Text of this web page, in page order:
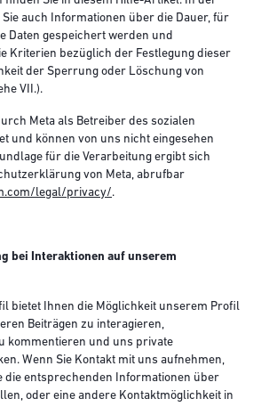
auch Informationen über die Dauer, für
Daten gespeichert werden und
Kriterien bezüglich der Festlegung dieser
der Sperrung oder Löschung von
VII.).
Meta als Betreiber des sozialen
und können von uns nicht eingesehen
für die Verarbeitung ergibt sich
von Meta, abrufbar
legal/privacy/.
bei Interaktionen auf unserem
bietet Ihnen die Möglichkeit unserem Profil
Beiträgen zu interagieren,
kommentieren und uns private
Wenn Sie Kontakt mit uns aufnehmen,
die entsprechenden Informationen über
oder eine andere Kontaktmöglichkeit in